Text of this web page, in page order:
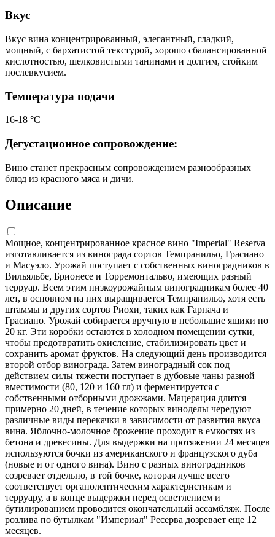
Вкус
Вкус вина концентрированный, элегантный, гладкий,
мощный, с бархатистой текстурой, хорошо сбалансированной
кислотностью, шелковистыми танинами и долгим, стойким
послевкусием.
Температура подачи
16-18 °С
Дегустационное сопровождение:
Вино станет прекрасным сопровождением разнообразных
блюд из красного мяса и дичи.
Описание
Мощное, концентрированное красное вино "Imperial" Reserva
изготавливается из винограда сортов Темпранильо, Грасиано
и Масуэло. Урожай поступает с собственных виноградников в
Вильяльбе, Брионесе и Торремонтальво, имеющих разный
терруар. Всем этим низкоурожайным виноградникам более 40
лет, в основном на них выращивается Темпранильо, хотя есть
штаммы и других сортов Риохи, таких как Гарнача и
Грасиано. Урожай собирается вручную в небольшие ящики по
20 кг. Эти коробки остаются в холодном помещении сутки,
чтобы предотвратить окисление, стабилизировать цвет и
сохранить аромат фруктов. На следующий день производится
второй отбор винограда. Затем виноградный сок под
действием силы тяжести поступает в дубовые чаны разной
вместимости (80, 120 и 160 гл) и ферментируется с
собственными отборными дрожжами. Мацерация длится
примерно 20 дней, в течение которых виноделы чередуют
различные виды перекачки в зависимости от развития вкуса
вина. Яблочно-молочное брожение проходит в емкостях из
бетона и древесины. Для выдержки на протяжении 24 месяцев
используются бочки из американского и французского дуба
(новые и от одного вина). Вино с разных виноградников
созревает отдельно, в той бочке, которая лучше всего
соответствует органолептическим характеристикам и
терруару, а в конце выдержки перед осветлением и
бутилированием проводится окончательный ассамбляж. После
розлива по бутылкам "Империал" Ресерва дозревает еще 12
месяцев.